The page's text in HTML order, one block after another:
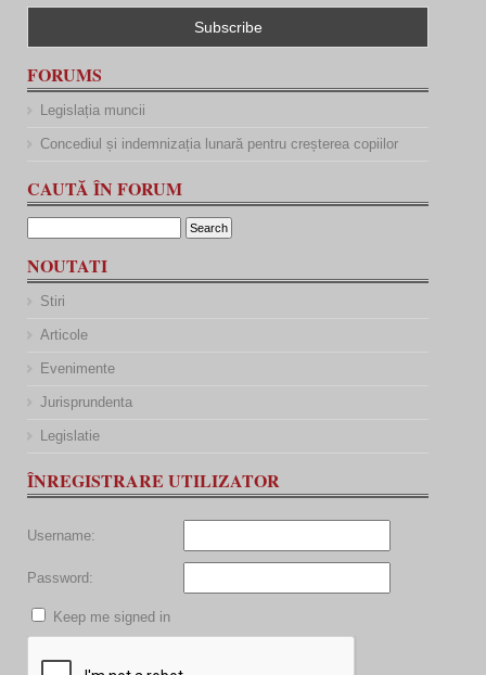
FORUMS
Legislația muncii
Concediul și indemnizația lunară pentru creșterea copiilor
CAUTĂ ÎN FORUM
NOUTATI
Stiri
Articole
Evenimente
Jurisprundenta
Legislatie
ÎNREGISTRARE UTILIZATOR
Username:
Password:
Keep me signed in